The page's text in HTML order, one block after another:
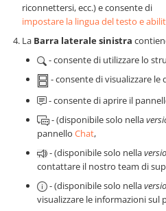
riconnettersi, ecc.) e consente di
impostare la lingua del testo e
La Barra laterale sinistra
- consente di utilizzare lo
- consente di visualizzare le
- consente di aprire il
- (disponibile solo nella
pannello Chat,
- (disponibile solo nella
contattare il nostro team di
- (disponibile solo nella
visualizzare le informazioni sul